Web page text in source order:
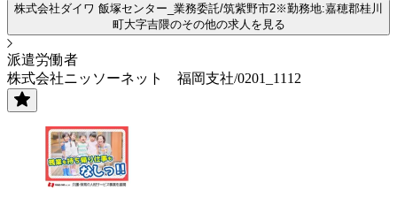
株式会社ダイワ 飯塚センター_業務委託/筑紫野市2※勤務地:嘉穂郡桂川
町大字吉隈のその他の求人を見る
派遣労働者
株式会社ニッソーネット 福岡支社/0201_1112